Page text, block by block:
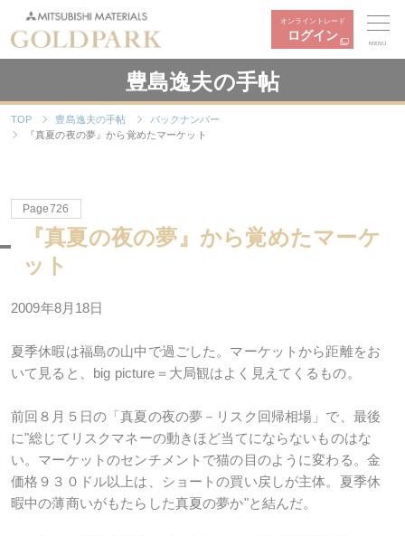
オンライントレード
ログイン
MENU
豊島逸夫の手帖
TOP 豊島逸夫の手帖
バックナンバー
『真夏の夜の夢』から覚めたマーケット
Page726
『真夏の夜の夢』から覚めたマーケ
ット
2009年8月18日
夏季休暇は福島の山中で過ごした。マーケットから距離をお
いて見ると、big picture＝大局観はよく見えてくるもの。
前回８月５日の「真夏の夜の夢－リスク回帰相場」で、最後
に"総じてリスクマネーの動きほど当てにならないものはな
い。マーケットのセンチメントで猫の目のように変わる。金
価格９３０ドル以上は、ショートの買い戻しが主体。夏季休
暇中の薄商いがもたらした真夏の夢か"と結んだ。